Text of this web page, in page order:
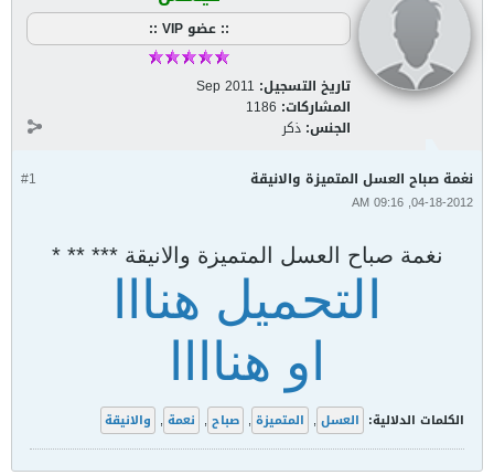
:: عضو VIP ::
تاريخ التسجيل: Sep 2011
المشاركات: 1186
الجنس: ذكر
#1 نغمة صباح العسل المتميزة والانيقة
04-18-2012, 09:16 AM
نغمة صباح العسل المتميزة والانيقة *** ** *
التحميل هنااا
او هناااا
الكلمات الدلالية: العسل , المتميزة , صباح , نعمة , والانيقة